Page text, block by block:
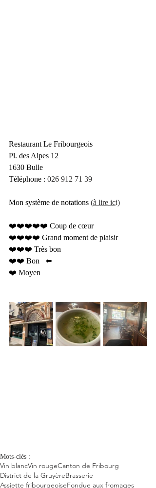
Restaurant Le Fribourgeois
Pl. des Alpes 12
1630 Bulle
Téléphone : 026 912 71 39
Mon système de notations (à lire ici)
❤️❤️❤️❤️❤️ Coup de cœur
❤️❤️❤️❤️ Grand moment de plaisir
❤️❤️❤️ Très bon
❤️❤️ Bon   ⬅️
❤️ Moyen
Mots-clés :
Vin blancVin rougeCanton de Fribourg
District de la GruyèreBrasserie
Assiette fribourgeoiseFondue aux fromages